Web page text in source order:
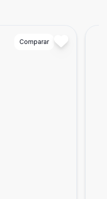
Comparar